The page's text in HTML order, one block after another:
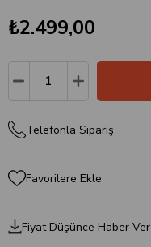
₺2.499,00
Telefonla Sipariş
Favorilere Ekle
Fiyat Düşünce Haber Ver